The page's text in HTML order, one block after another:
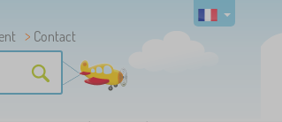
Contact